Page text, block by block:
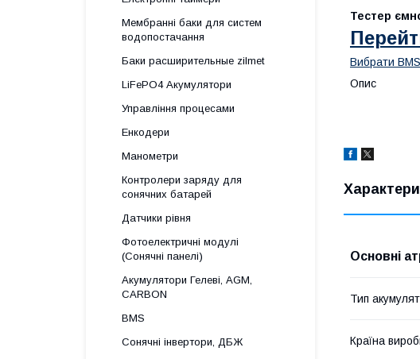
Тестер
Вибрати
Опис
Основні
Тип
Країна
Мембранні баки для систем
водопостачання
Баки расширительные zilmet
LiFePO4 Акумулятори
Управління процесами
Енкодери
Манометри
Контролери заряду для
сонячних батарей
Датчики рівня
Фотоелектричні модулі
(Сонячні панелі)
Акумулятори Гелеві, AGM,
CARBON
BMS
Сонячні інвертори, ДБЖ